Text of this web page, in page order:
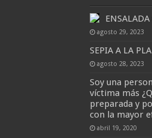
ENSALADA
agosto 29, 2023
SEPIA A LA
agosto 28, 2023
Soy una
víctima más
preparada y
con la mayor
abril 19, 2020